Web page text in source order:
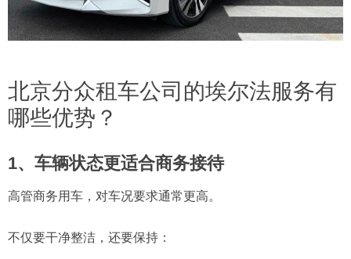
北京分众租车公司的埃尔法服务有
哪些优势？
1、车辆状态更适合商务接待
高管商务用车，对车况要求通常更高。
不仅要干净整洁，还要保持：